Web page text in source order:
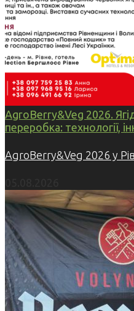
AgroBerry&Veg 2026.
переробка: технології,
AgroBerry&Veg 2026 у